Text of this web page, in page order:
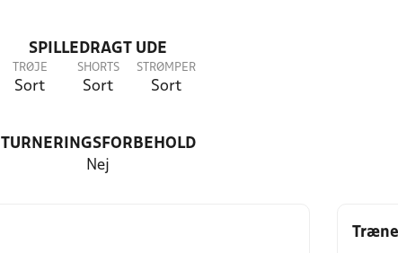
SPILLEDRAGT UDE
TRØJE
Sort
SHORTS
Sort
STRØMPER
Sort
TURNERINGSFORBEHOLD
Nej